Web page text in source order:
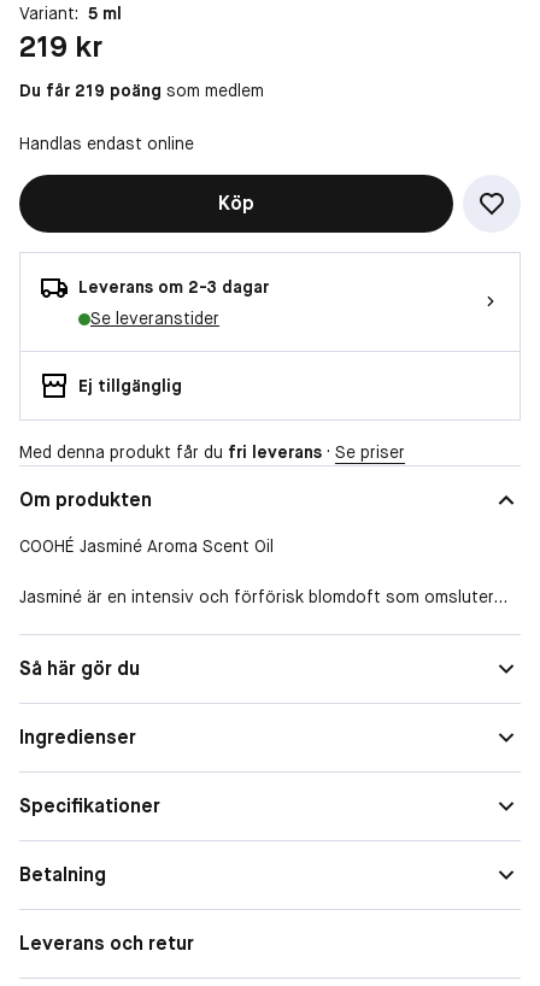
Variant: 5 ml
Pris: 219 kr
219 kr
Du får 219 poäng som medlem
Handlas endast online
Köp
Leverans om 2-3 dagar
Se leveranstider
Ej tillgänglig
Med denna produkt får du fri leverans · Se priser
Om produkten
COOHÉ Jasminé Aroma Scent Oil
Jasminé är en intensiv och förförisk blomdoft som omsluter
lätta fruktiga undertoner. Doften känns lyxig, lugnande och
samtidigt upplyftande – perfekt för dig som vill skapa en
egenvård. Jasminé skapar en känsla av ro, romantik och tidlös
skönhet.
• Höjer humöret och skapar välbefinnande
• Perfekt för kvällsritualer och egenvård
Så här gör du
Ingredienser
Specifikationer
Betalning
Leverans och retur